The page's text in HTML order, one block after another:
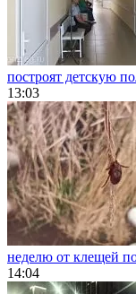
построят детскую
13:03
неделю от клещей
14:04